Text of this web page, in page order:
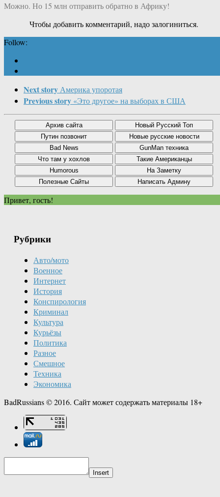
Можно. Но 15 млн отправить обратно в Африку!
Чтобы добавить комментарий, надо залогиниться.
Follow:
Next storyАмерика упоротая
Previous story «Это другое» на выборах в США
Привет, гость!
Рубрики
Авто/мото
Военное
Интернет
История
Конспирология
Криминал
Культура
Курьёзы
Политика
Разное
Смешное
Техника
Экономика
BadRussians © 2016. Сайт может содержать материалы 18+
Insert